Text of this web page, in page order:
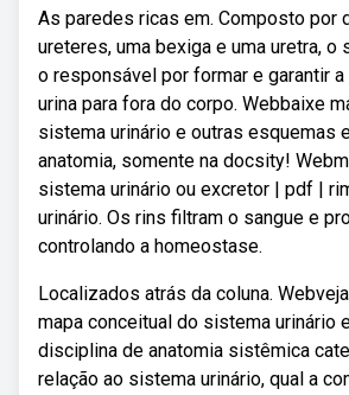
As paredes ricas em. Composto por
ureteres, uma bexiga e uma uretra, o
o responsável por formar e garantir
urina para fora do corpo. Webbaixe
sistema urinário e outras esquemas
anatomia, somente na docsity!
sistema urinário ou excretor | pdf |
urinário. Os rins filtram o sangue e
controlando a homeostase.
Localizados atrás da coluna.
mapa conceitual do sistema urinário
disciplina de anatomia sistêmica
relação ao sistema urinário, qual a